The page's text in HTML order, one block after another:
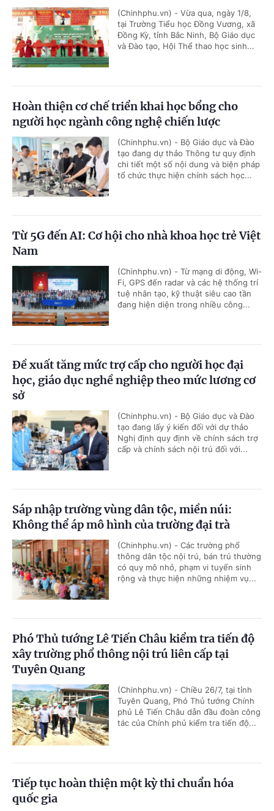
(Chinhphu.vn) - Vừa qua, ngày 1/8,
tại Trường Tiểu học Đồng Vương, xã
Đồng Kỳ, tỉnh Bắc Ninh, Bộ Giáo dục
và Đào tạo, Hội Thể thao học sinh...
Hoàn thiện cơ chế triển khai học bổng cho
người học ngành công nghệ chiến lược
(Chinhphu.vn) - Bộ Giáo dục và Đào
tạo đang dự thảo Thông tư quy định
chi tiết một số nội dung và biện pháp
tổ chức thực hiện chính sách học...
Từ 5G đến AI: Cơ hội cho nhà khoa học trẻ Việt
Nam
(Chinhphu.vn) - Từ mạng di động, Wi-
Fi, GPS đến radar và các hệ thống trí
tuệ nhân tạo, kỹ thuật siêu cao tần
đang hiện diện trong nhiều công...
Đề xuất tăng mức trợ cấp cho người học đại
học, giáo dục nghề nghiệp theo mức lương cơ
sở
(Chinhphu.vn) - Bộ Giáo dục và Đào
tạo đang lấy ý kiến đối với dự thảo
Nghị định quy định về chính sách trợ
cấp và chính sách nội trú đối với...
Sáp nhập trường vùng dân tộc, miền núi:
Không thể áp mô hình của trường đại trà
(Chinhphu.vn) - Các trường phổ
thông dân tộc nội trú, bán trú thường
có quy mô nhỏ, phạm vi tuyển sinh
rộng và thực hiện những nhiệm vụ...
Phó Thủ tướng Lê Tiến Châu kiểm tra tiến độ
xây trường phổ thông nội trú liên cấp tại
Tuyên Quang
(Chinhphu.vn) - Chiều 26/7, tại tỉnh
Tuyên Quang, Phó Thủ tướng Chính
phủ Lê Tiến Châu dẫn đầu đoàn công
tác của Chính phủ kiểm tra tiến độ...
Tiếp tục hoàn thiện một kỳ thi chuẩn hóa
quốc gia